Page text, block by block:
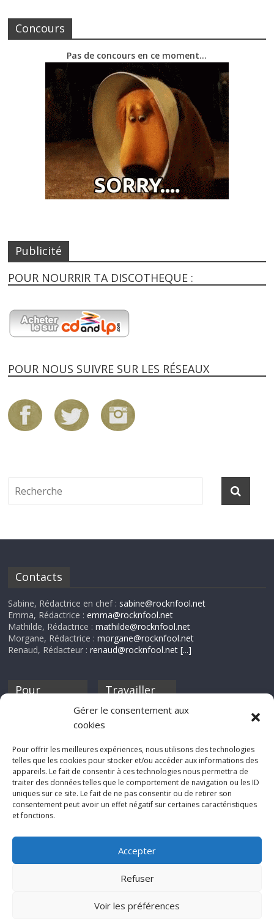
Gérer le consentement aux
cookies
Pour offrir les meilleures expériences, nous utilisons des technologies
telles que les cookies pour stocker et/ou accéder aux informations des
appareils. Le fait de consentir à ces technologies nous permettra de
traiter des données telles que le comportement de navigation ou les ID
uniques sur ce site. Le fait de ne pas consentir ou de retirer son
consentement peut avoir un effet négatif sur certaines caractéristiques
et fonctions.
Accepter
Refuser
Voir les préférences
Concours
Pas de concours en ce moment…
Publicité
POUR NOURRIR TA DISCOTHEQUE :
POUR NOUS SUIVRE SUR LES RÉSEAUX
Contacts
Sabine, Rédactrice en chef : sabine@rocknfool.net
Emma, Rédactrice :emma@rocknfool.net
Mathilde, Rédactrice :mathilde@rocknfool.net
Morgane, Rédactrice :morgane@rocknfool.net
Renaud, Rédacteur :renaud@rocknfool.net [...]
Pour
discothèque
Travailler
Si tu souhaites
Rocknfool, n'hésite
pas à nous envoyer
tes chroniques de
concerts, de films,
séries ou des billets
d'humeur :
net